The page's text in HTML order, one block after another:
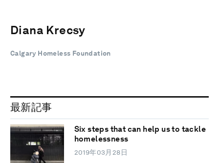
Diana Krecsy
Calgary Homeless Foundation
最新記事
Six steps that can help us to tackle
homelessness
2019年03月28日